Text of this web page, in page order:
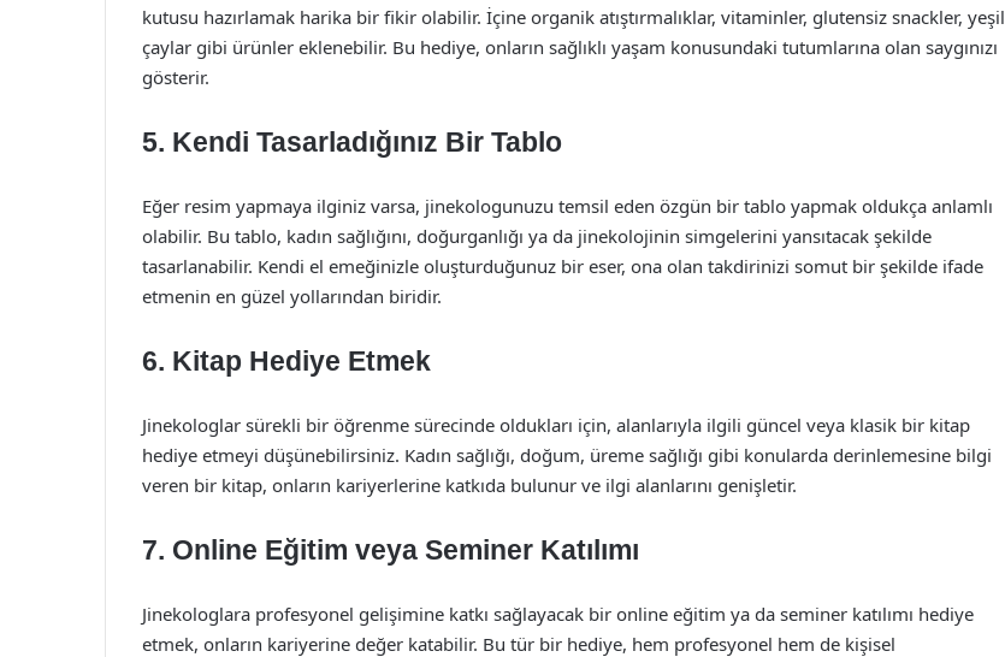
kutusu hazırlamak harika bir fikir olabilir. İçine organik atıştırmalıklar, vitaminler, glutensiz snackler, yeşil
çaylar gibi ürünler eklenebilir. Bu hediye, onların sağlıklı yaşam konusundaki tutumlarına olan saygınızı
gösterir.
5. Kendi Tasarladığınız Bir Tablo
Eğer resim yapmaya ilginiz varsa, jinekologunuzu temsil eden özgün bir tablo yapmak oldukça anlamlı
olabilir. Bu tablo, kadın sağlığını, doğurganlığı ya da jinekolojinin simgelerini yansıtacak şekilde
tasarlanabilir. Kendi el emeğinizle oluşturduğunuz bir eser, ona olan takdirinizi somut bir şekilde ifade
etmenin en güzel yollarından biridir.
6. Kitap Hediye Etmek
Jinekologlar sürekli bir öğrenme sürecinde oldukları için, alanlarıyla ilgili güncel veya klasik bir kitap
hediye etmeyi düşünebilirsiniz. Kadın sağlığı, doğum, üreme sağlığı gibi konularda derinlemesine bilgi
veren bir kitap, onların kariyerlerine katkıda bulunur ve ilgi alanlarını genişletir.
7. Online Eğitim veya Seminer Katılımı
Jinekologlara profesyonel gelişimine katkı sağlayacak bir online eğitim ya da seminer katılımı hediye
etmek, onların kariyerine değer katabilir. Bu tür bir hediye, hem profesyonel hem de kişisel